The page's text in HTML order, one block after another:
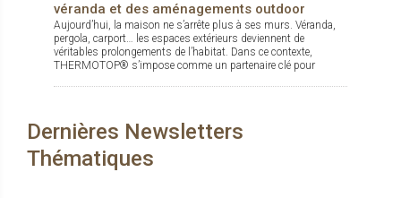
véranda et des aménagements outdoor
Aujourd’hui, la maison ne s’arrête plus à ses murs. Véranda,
pergola, carport… les espaces extérieurs deviennent de
véritables prolongements de l’habitat. Dans ce contexte,
THERMOTOP® s’impose comme un partenaire clé pour
Dernières Newsletters
Thématiques